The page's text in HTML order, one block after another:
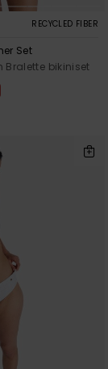
RECYCLED FIBER
Set
Bralette bikiniset